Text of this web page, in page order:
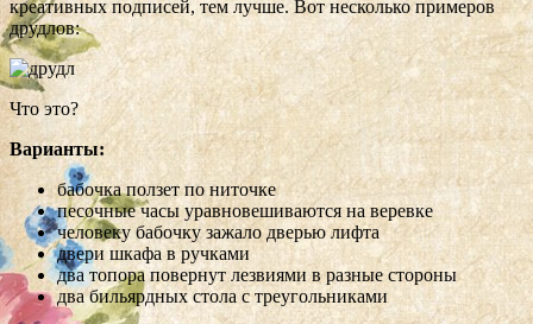
креативных подписей, тем лучше. Вот несколько примеров
друдлов:
Что это?
Варианты:
бабочка ползет по ниточке
песочные часы уравновешиваются на веревке
человеку бабочку зажало дверью лифта
двери шкафа в ручками
два топора повернут лезвиями в разные стороны
два бильярдных стола с треугольниками